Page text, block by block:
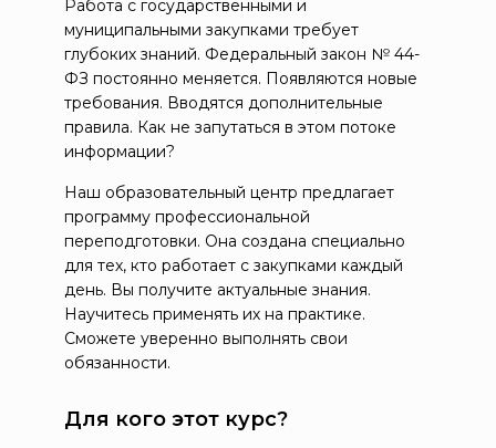
Работа с государственными и
муниципальными закупками требует
глубоких знаний. Федеральный закон № 44-
ФЗ постоянно меняется. Появляются новые
требования. Вводятся дополнительные
правила. Как не запутаться в этом потоке
информации?
Наш образовательный центр предлагает
программу профессиональной
переподготовки. Она создана специально
для тех, кто работает с закупками каждый
день. Вы получите актуальные знания.
Научитесь применять их на практике.
Сможете уверенно выполнять свои
обязанности.
Для кого этот курс?